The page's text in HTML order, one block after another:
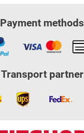
Payment methods
Transport partner